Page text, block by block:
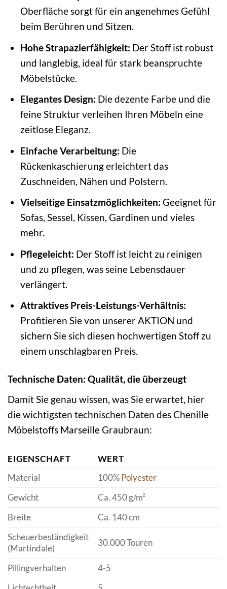
Oberfläche sorgt für ein angenehmes Gefühl
beim Berühren und Sitzen.
Hohe Strapazierfähigkeit: Der Stoff ist robust
und langlebig, ideal für stark beanspruchte
Möbelstücke.
Elegantes Design: Die dezente Farbe und die
feine Struktur verleihen Ihren Möbeln eine
zeitlose Eleganz.
Einfache Verarbeitung: Die
Rückenkaschierung erleichtert das
Zuschneiden, Nähen und Polstern.
Vielseitige Einsatzmöglichkeiten: Geeignet für
Sofas, Sessel, Kissen, Gardinen und vieles
mehr.
Pflegeleicht: Der Stoff ist leicht zu reinigen
und zu pflegen, was seine Lebensdauer
verlängert.
Attraktives Preis-Leistungs-Verhältnis:
Profitieren Sie von unserer AKTION und
sichern Sie sich diesen hochwertigen Stoff zu
einem unschlagbaren Preis.
Technische Daten: Qualität, die überzeugt
Damit Sie genau wissen, was Sie erwartet, hier
die wichtigsten technischen Daten des Chenille
Möbelstoffs Marseille Graubraun:
EIGENSCHAFT
WERT
Material
100%Polyester
Gewicht
Ca. 450 g/m²
Breite
Ca. 140 cm
Scheuerbeständigkeit
(Martindale)
30.000 Touren
Pillingverhalten
4-5